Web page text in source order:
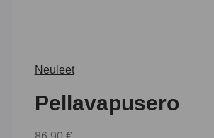
Neuleet
Pellavapusero